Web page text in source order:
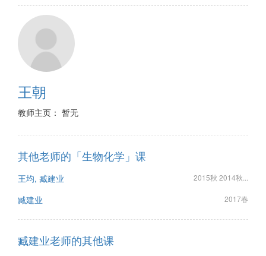
王朝
教师主页： 暂无
其他老师的「生物化学」课
王均, 臧建业 2015秋 2014秋...
臧建业 2017春
臧建业老师的其他课